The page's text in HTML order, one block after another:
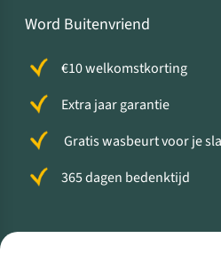
Word Buitenvriend
€10 welkomstkorting
Extra jaar garantie
Gratis wasbeurt voor je
365 dagen bedenktijd